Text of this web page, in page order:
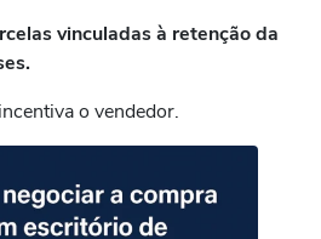
vinculadas à retenção da
o vendedor.